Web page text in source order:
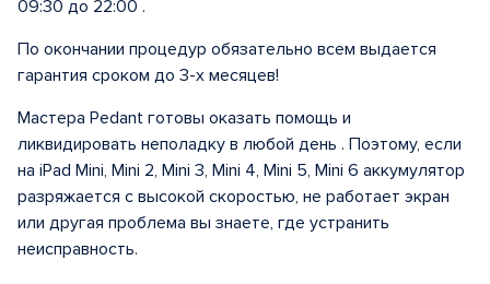
09:30 до 22:00 .
По окончании процедур обязательно всем выдается
гарантия сроком до 3-х месяцев!
Мастера Pedant готовы оказать помощь и
ликвидировать неполадку в любой день . Поэтому, если
на iPad Mini, Mini 2, Mini 3, Mini 4, Mini 5, Mini 6 аккумулятор
разряжается с высокой скоростью, не работает экран
или другая проблема вы знаете, где устранить
неисправность.